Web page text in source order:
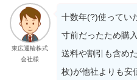
東広運輸株式
会社様
十数年(?)使ってい
寸前だったため購
送料や割引も含め
枚)が他社よりも安